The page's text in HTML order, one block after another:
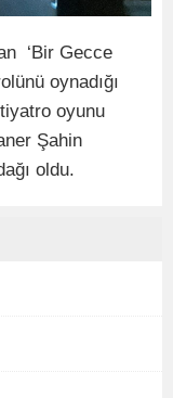
‘Bir Gecce
oynadığı
oyunu
Şahin
oldu.